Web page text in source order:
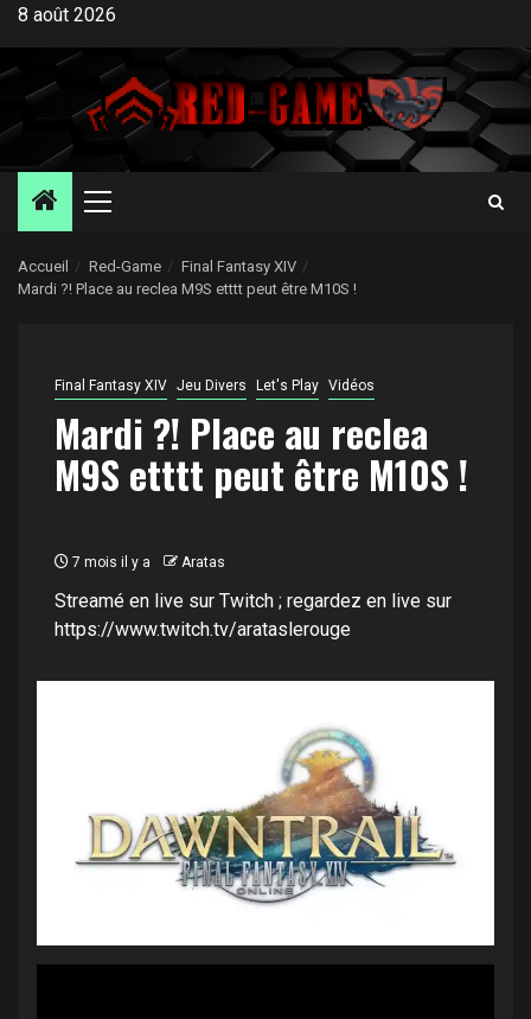
Aller
contenu
8 août 2026
Menu
Accueil Red-Game
Final Fantasy XIV
Mardi ?! Place au reclea M9S etttt peut être M10S !
Final Fantasy XIV Jeu Divers Let's Play Vidéos
Mardi ?! Place au reclea
M9S etttt peut être M10S !
7 mois il y a Aratas
Streamé en live sur Twitch ; regardez en live sur
https://www.twitch.tv/arataslerouge